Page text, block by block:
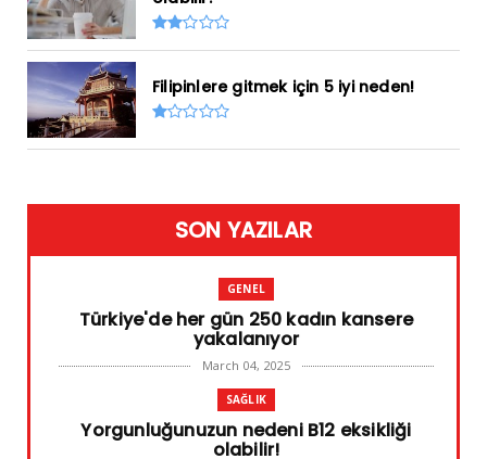
Filipinlere gitmek için 5 iyi neden!
SON YAZILAR
GENEL
Türkiye'de her gün 250 kadın kansere
yakalanıyor
March 04, 2025
SAĞLIK
Yorgunluğunuzun nedeni B12 eksikliği
olabilir!